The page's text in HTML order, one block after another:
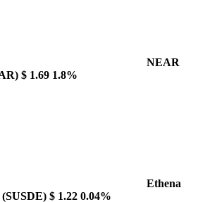
NEAR
$ 1.69 1.8%
Ethena
(SUSDE) $ 1.22 0.04%